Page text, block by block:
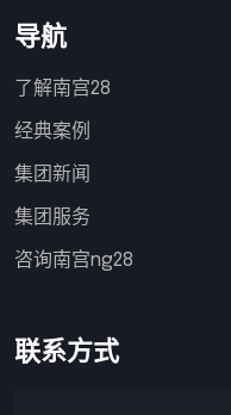
导航
了解南宫28
经典案例
集团新闻
集团服务
咨询南宫ng28
联系方式